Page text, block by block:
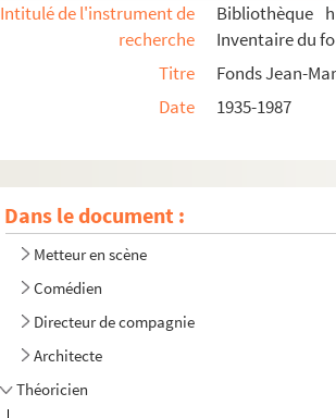
Intitulé de l'instrument de
recherche
Bibliothèque
Inventaire du
Titre
Fonds Jean-
Date
1935-1987
Dans le document :
Metteur en scène
Comédien
Directeur de compagnie
Architecte
Théoricien